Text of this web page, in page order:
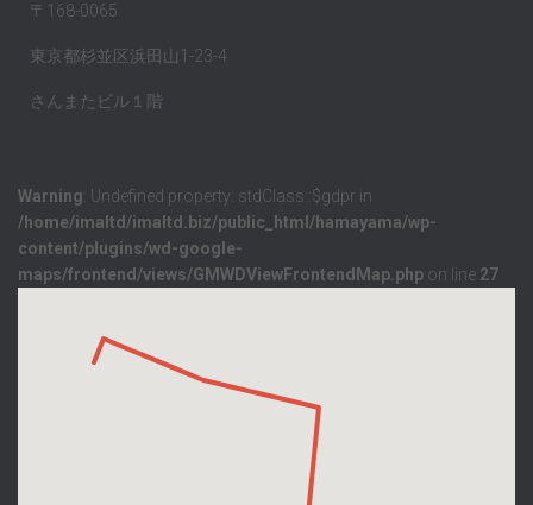
〒168-0065
東京都杉並区浜田山1-23-4
さんまたビル１階
Warning: Undefined property: stdClass::$gdpr in
/home/imaltd/imaltd.biz/public_html/hamayama/wp-
content/plugins/wd-google-
maps/frontend/views/GMWDViewFrontendMap.php on line 27